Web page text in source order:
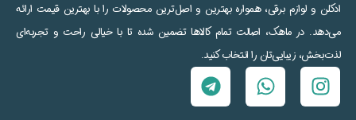
ادکلن و لوازم برقی، همواره بهترین و اصل‌ترین محصولات را با بهترین قیمت ارائه
می‌دهد. در ماهک، اصالت تمام کالاها تضمین شده تا با خیالی راحت و تجربه‌ای
لذت‌بخش، زیبایی‌تان را انتخاب کنید.